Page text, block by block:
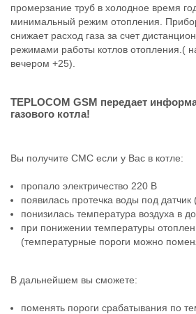
промерзание труб в холодное время
минимальный режим отопления.
снижает расход газа за счет
режимами работы котлов отопления.(
вечером +25).
TEPLOCOM GSM передает
газового котла!
Вы получите СМС если у Вас в котле:
пропало электричество 220 В
появилась протечка воды под датчик
понизилась температура воздуха в
при понижении температуры
(температурные пороги можно
В дальнейшем вы сможете:
поменять пороги срабатывания по